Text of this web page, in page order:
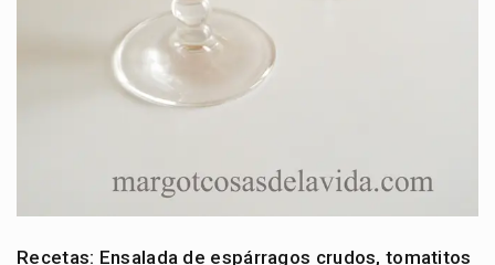
Recetas: Ensalada de espárragos crudos, tomatitos